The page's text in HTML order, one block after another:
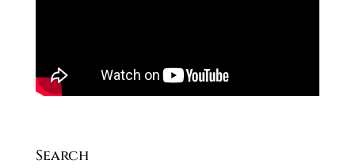
Search